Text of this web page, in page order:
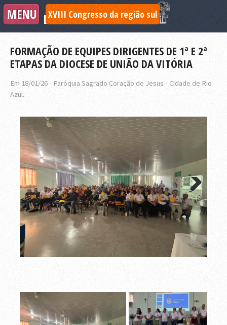
FORMAÇÃO DE EQUIPES DIRIGENTES DE 1ª E 2ª
ETAPAS DA DIOCESE DE UNIÃO DA VITÓRIA
Em 18/01/26 - Paróquia Sagrado Coração de Jesus - Cidade de Rio
Azul.
Next
XVIII Congresso da região sul
ECC Sul 2 - Paraná